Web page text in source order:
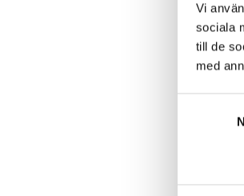
Vi
sociala
till de
med